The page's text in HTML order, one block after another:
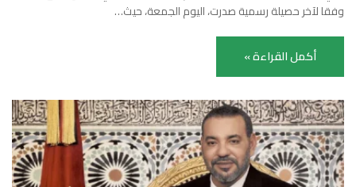
وفقا لآخر حصيلة رسمية صدرت، اليوم الجمعة، حيث…
أكمل القراءة »